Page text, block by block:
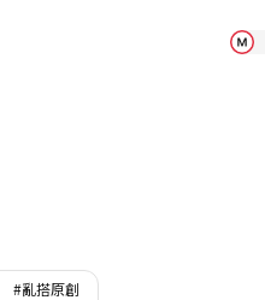
黥萃一堂之
#亂搭原創